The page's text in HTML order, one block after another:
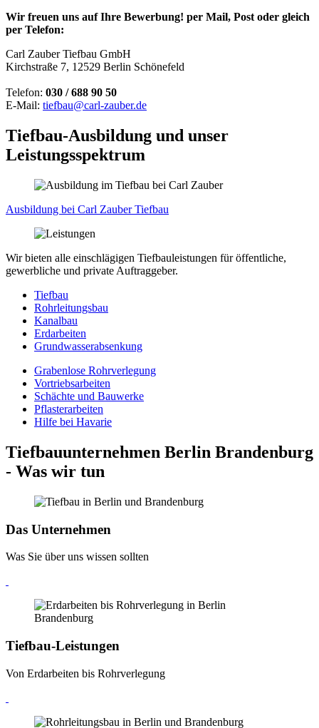
Wir freuen uns auf Ihre Bewerbung! per Mail, Post oder gleich
per Telefon:
Carl Zauber Tiefbau GmbH
Kirchstraße 7, 12529 Berlin Schönefeld
Telefon: 030 /688 90 50
E-Mail: tiefbau@carl-zauber.de
Tiefbau-Ausbildung und unser
Leistungsspektrum
Ausbildung bei Carl Zauber Tiefbau
Wir bieten alle einschlägigen Tiefbauleistungen für öffentliche,
gewerbliche und private Auftraggeber.
Tiefbau
Rohrleitungsbau
Kanalbau
Erdarbeiten
Grundwasserabsenkung
Grabenlose Rohrverlegung
Vortriebsarbeiten
Schächte und Bauwerke
Pflasterarbeiten
Hilfe bei Havarie
Tiefbauunternehmen Berlin Brandenburg
- Was wir tun
Das Unternehmen
Was Sie über uns wissen sollten
Tiefbau-Leistungen
Von Erdarbeiten bis Rohrverlegung